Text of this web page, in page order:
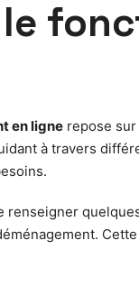
en ligne repose
à travers
renseigner